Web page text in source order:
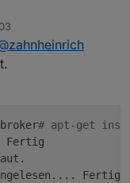
zahnheinrich
# apt-get
Fertig
Fertig